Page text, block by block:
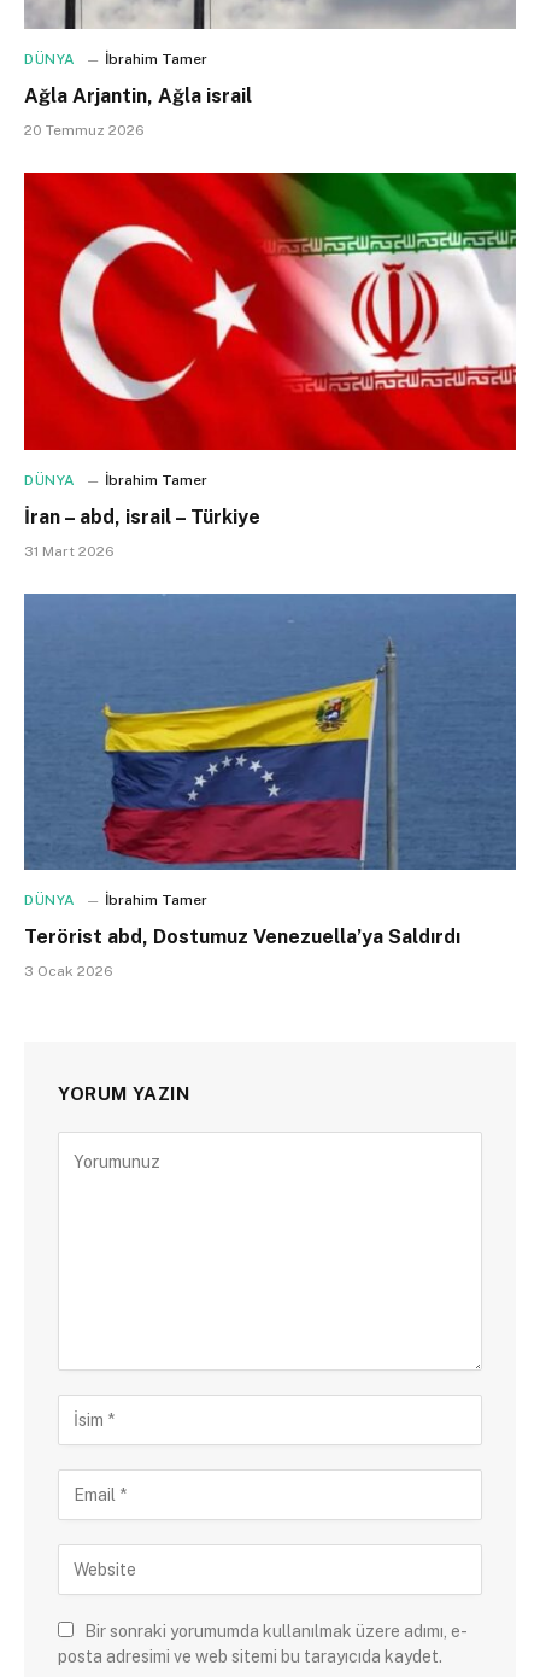
DÜNYA İbrahim Tamer
Ağla Arjantin, Ağla israil
20 Temmuz 2026
DÜNYA İbrahim Tamer
İran – abd, israil – Türkiye
31 Mart 2026
DÜNYA İbrahim Tamer
Terörist abd, Dostumuz Venezuella’ya Saldırdı
3 Ocak 2026
YORUM YAZIN
Bir sonraki yorumumda kullanılmak üzere adımı, e-
posta adresimi ve web sitemi bu tarayıcıda kaydet.